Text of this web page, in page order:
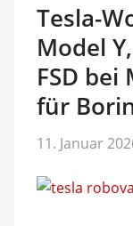
Tesla-
Model
FSD bei
für
11. Januar